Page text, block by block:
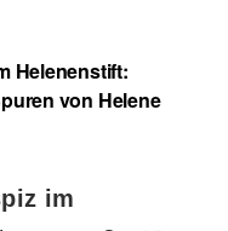
Helenenstift:
von Helene
im